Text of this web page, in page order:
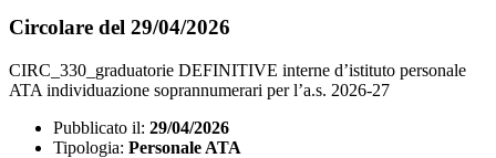
Circolare del 29/04/2026
CIRC_330_graduatorie DEFINITIVE interne d’istituto personale
ATA individuazione soprannumerari per l’a.s. 2026-27
Pubblicato il: 29/04/2026
Tipologia: Personale ATA